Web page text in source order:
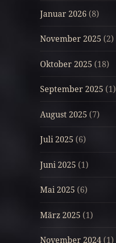
Januar 2026 (8)
November 2025 (2)
Oktober 2025 (18)
September 2025 (1)
August 2025 (7)
Juli 2025 (6)
Juni 2025 (1)
Mai 2025 (6)
März 2025 (1)
November 2024 (1)